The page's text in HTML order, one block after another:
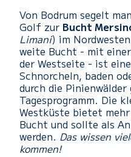
Von Bodrum segelt
Golf zur Bucht
Limani) im
weite Bucht - mit
der Westseite - ist
Schnorcheln, baden
durch die Pinienwälder
Tagesprogramm. Die
Westküste bietet
Bucht und sollte als
werden. Das wissen
kommen!